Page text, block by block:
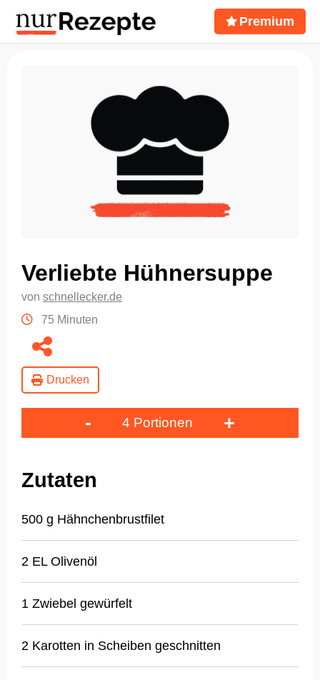
Premium
Verliebte Hühnersuppe
von schnellecker.de
75 Minuten
Drucken
- 4 Portionen +
Zutaten
500 g Hähnchenbrustfilet
2 EL Olivenöl
1 Zwiebel gewürfelt
2 Karotten in Scheiben geschnitten